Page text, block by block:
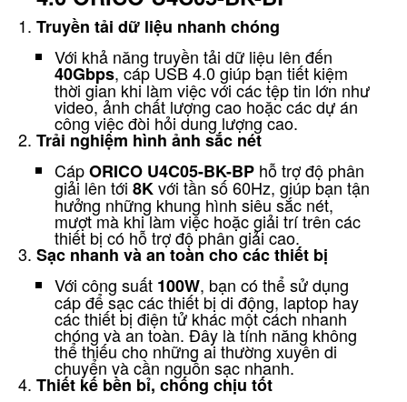
Truyền tải dữ liệu nhanh chóng
Với khả năng truyền tải dữ liệu lên đến
40Gbps, cáp USB 4.0 giúp bạn tiết kiệm
thời gian khi làm việc với các tệp tin lớn như
video, ảnh chất lượng cao hoặc các dự án
công việc đòi hỏi dung lượng cao.
Trải nghiệm hình ảnh sắc nét
CápORICO U4C05-BK-BP hỗ trợ độ phân
giải lên tới 8Kvới tần số 60Hz, giúp bạn tận
hưởng những khung hình siêu sắc nét,
mượt mà khi làm việc hoặc giải trí trên các
thiết bị có hỗ trợ độ phân giải cao.
Sạc nhanh và an toàn cho các thiết bị
Với công suất 100W, bạn có thể sử dụng
cáp để sạc các thiết bị di động, laptop hay
các thiết bị điện tử khác một cách nhanh
chóng và an toàn. Đây là tính năng không
thể thiếu cho những ai thường xuyên di
chuyển và cần nguồn sạc nhanh.
Thiết kế bền bỉ, chống chịu tốt